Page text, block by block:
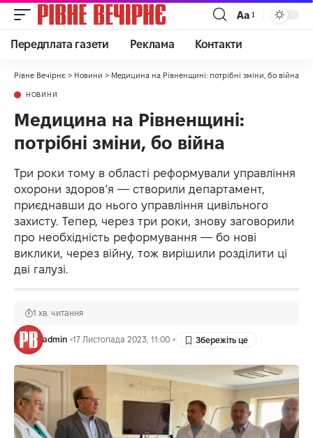
Аа
Передплата газети Реклама Контакти
Рівне Вечірнє > Новини > Медицина на Рівненщині: потрібні зміни, бо війна
НОВИНИ
Медицина на Рівненщині:
потрібні зміни, бо війна
Три роки тому в області реформували управління
охорони здоров’я — створили департамент,
приєднавши до нього управління цивільного
захисту. Тепер, через три роки, знову заговорили
про необхідність реформування — бо нові
виклики, через війну, тож вирішили розділити ці
дві галузі.
admin 17 Листопада 2023, 11:00
1 хв. читання